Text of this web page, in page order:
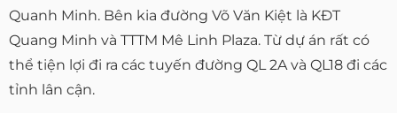
Quanh Minh. Bên kia đường Võ Văn Kiệt là KĐT
Quang Minh và TTTM Mê Linh Plaza. Từ dự án rất có
thể tiện lợi đi ra các tuyến đường QL 2A và QL18 đi các
tỉnh lân cận.